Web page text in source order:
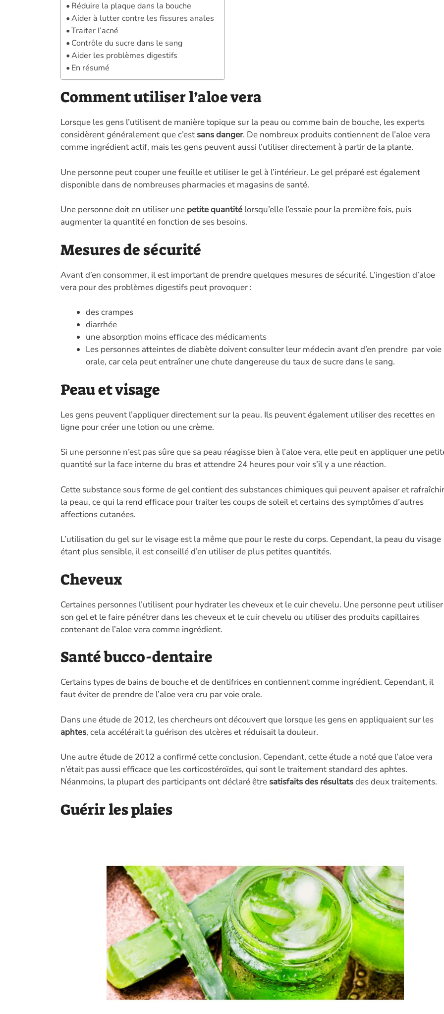
Réduire la plaque dans la bouche
Aider à lutter contre les fissures anales
Traiter l’acné
Contrôle du sucre dans le sang
Aider les problèmes digestifs
En résumé
Comment utiliser l’aloe vera
Lorsque les gens l’utilisent de manière topique sur la peau ou comme bain de bouche, les experts
considèrent généralement que c’est sans danger. De nombreux produits contiennent de l’aloe vera
comme ingrédient actif, mais les gens peuvent aussi l’utiliser directement à partir de la plante.
Une personne peut couper une feuille et utiliser le gel à l’intérieur. Le gel préparé est également
disponible dans de nombreuses pharmacies et magasins de santé.
Une personne doit en utiliser une petite quantité lorsqu’elle l’essaie pour la première fois, puis
augmenter la quantité en fonction de ses besoins.
Mesures de sécurité
Avant d’en consommer, il est important de prendre quelques mesures de sécurité. L’ingestion d’aloe
vera pour des problèmes digestifs peut provoquer :
des crampes
diarrhée
une absorption moins efficace des médicaments
Les personnes atteintes de diabète doivent consulter leur médecin avant d’en prendre par voie
orale, car cela peut entraîner une chute dangereuse du taux de sucre dans le sang.
Peau et visage
Les gens peuvent l’appliquer directement sur la peau. Ils peuvent également utiliser des recettes en
ligne pour créer une lotion ou une crème.
Si une personne n’est pas sûre que sa peau réagisse bien à l’aloe vera, elle peut en appliquer une
quantité sur la face interne du bras et attendre 24 heures pour voir s’il y a une réaction.
Cette substance sous forme de gel contient des substances chimiques qui peuvent apaiser et rafraîchir
la peau, ce qui la rend efficace pour traiter les coups de soleil et certains des symptômes d’autres
affections cutanées.
L’utilisation du gel sur le visage est la même que pour le reste du corps. Cependant, la peau du visage
étant plus sensible, il est conseillé d’en utiliser de plus petites quantités.
Cheveux
Certaines personnes l’utilisent pour hydrater les cheveux et le cuir chevelu. Une personne peut utiliser
son gel et le faire pénétrer dans les cheveux et le cuir chevelu ou utiliser des produits capillaires
contenant de l’aloe vera comme ingrédient.
Santé bucco-dentaire
Certains types de bains de bouche et de dentifrices en contiennent comme ingrédient. Cependant, il
faut éviter de prendre de l’aloe vera cru par voie orale.
Dans une étude de 2012, les chercheurs ont découvert que lorsque les gens en appliquaient sur les
aphtes, cela accélérait la guérison des ulcères et réduisait la douleur.
Une autre étude de 2012 a confirmé cette conclusion. Cependant, cette étude a noté que l’aloe vera
n’était pas aussi efficace que les corticostéroïdes, qui sont le traitement standard des aphtes.
Néanmoins, la plupart des participants ont déclaré être satisfaits des résultatsdes deux traitements.
Guérir les plaies